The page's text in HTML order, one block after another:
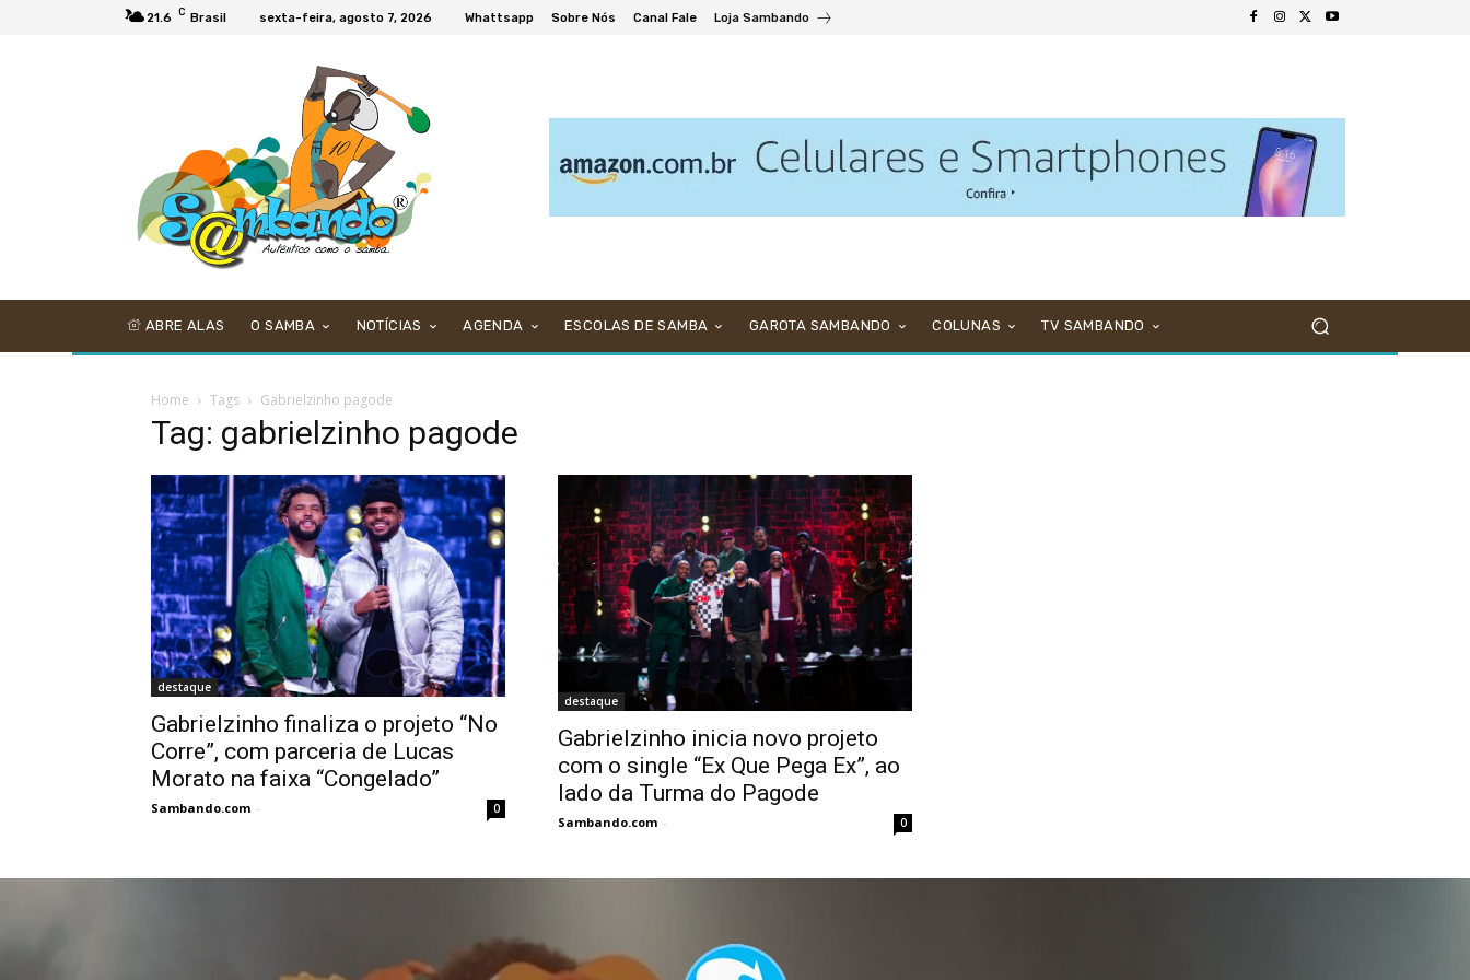
21.6 C Brasil sexta-feira, agosto 7, 2026 Whattsapp Sobre Nós Canal Fale Loja Sambando
ABRE ALAS O SAMBA NOTÍCIAS AGENDA ESCOLAS DE SAMBA GAROTA SAMBANDO COLUNAS TV SAMBANDO
Home Tags Gabrielzinho pagode
Tag: gabrielzinho pagode
destaque
Gabrielzinho finaliza o projeto “No
Corre”, com parceria de Lucas
Morato na faixa “Congelado”
Sambando.com - 0
destaque
Gabrielzinho inicia novo projeto
com o single “Ex Que Pega Ex”, ao
lado da Turma do Pagode
Sambando.com - 0